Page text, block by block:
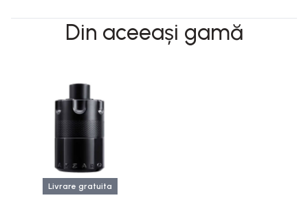
Din aceeași gamă
Livrare gratuita